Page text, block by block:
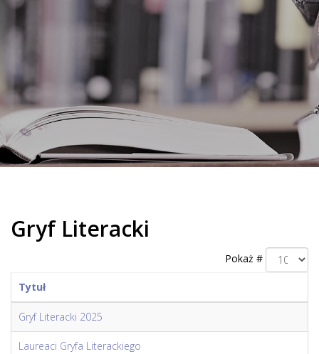
Gryf Literacki
Pokaż #
Tytuł
Gryf Literacki 2025
Laureaci Gryfa Literackiego